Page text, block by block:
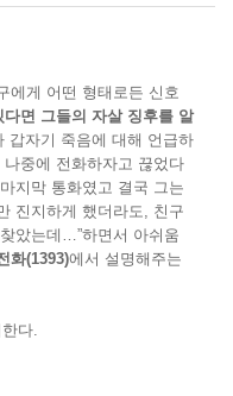
에게 어떤 형태로든 신호
면 그들의 자살 징후를 알
갑자기 죽음에 대해 언급하
중에 전화하자고 끊었다
지막 통화였고 결국 그는
진지하게 했더라도, 친구
았는데…”하면서 아쉬움
화(1393)에서 설명해주는
다.